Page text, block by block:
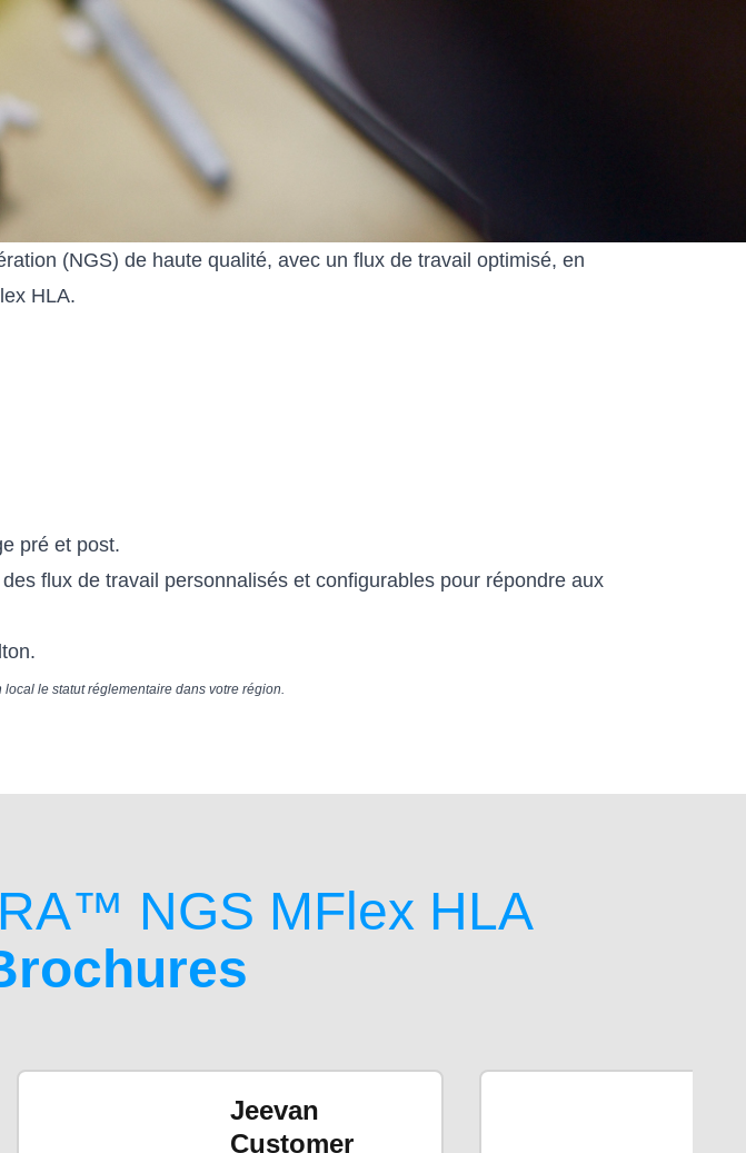
des loci de classe I et de classe II.
(NGS) de haute qualité, avec un flux de travail optimisé, en
HLA.
pré et post.
flux de travail personnalisés et configurables pour répondre aux
le statut réglementaire dans votre région.
NGS MFlex HLA
Jeevan
Customer